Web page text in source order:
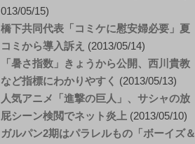
013/05/15
橋下共同代表「コミケに慰安婦必要」夏
コミから導入訴え
2013/05/14
「暑さ指数」きょうから公開、西川貴教
など指標にわかりやすく
2013/05/13
人気アニメ「進撃の巨人」、サシャの放
屁シーン検閲でネット炎上
2013/05/10
ガルパン2期はパラレルもの「ボーイズ＆